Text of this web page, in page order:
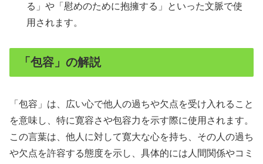
る」や「慰めのために抱擁する」といった文脈で使
用されます。
「包容」の解説
「包容」は、広い心で他人の過ちや欠点を受け入れること
を意味し、特に寛容さや包容力を示す際に使用されます。
この言葉は、他人に対して寛大な心を持ち、その人の過ち
や欠点を許容する態度を示し、具体的には人間関係やコミ